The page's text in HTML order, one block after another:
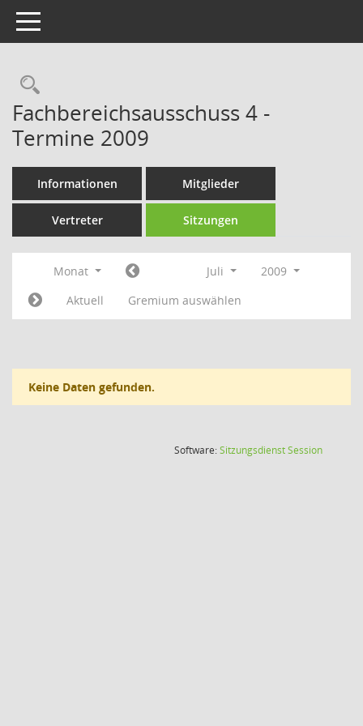
Toggle navigation
Rechercheauswahl
Fachbereichsausschuss 4 -
Termine 2009
Informationen Mitglieder
Vertreter Sitzungen
Monat Juli
2009
Aktuell
Gremium auswählen
Keine Daten gefunden.
Software:SitzungsdienstSession(Wird in